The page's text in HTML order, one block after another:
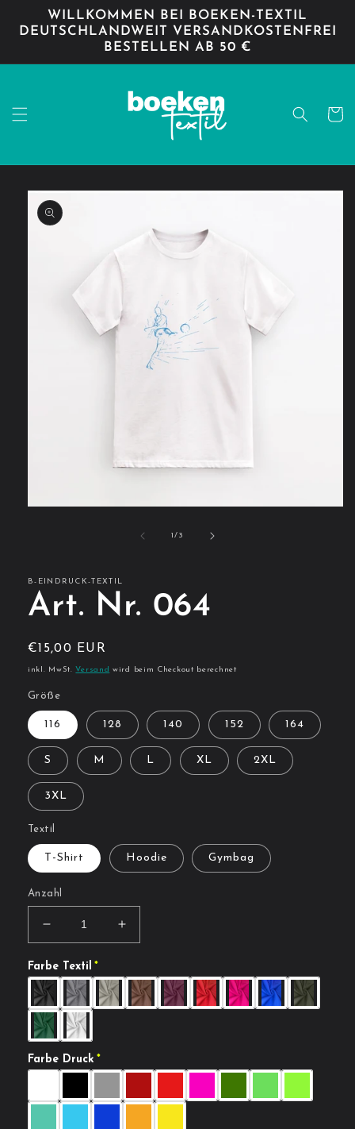
Inhalt
WILLKOMMEN BEI BOEKEN-TEXTIL
DEUTSCHLANDWEIT VERSANDKOSTENFREI
BESTELLEN AB 50 €
1/von
3
B-EINDRUCK-TEXTIL
Art. Nr. 064
Normaler
Preis
€15,00 EUR
inkl. MwSt.Versand wird beim Checkout berechnet
Größe
116 128 140 152 164
S M L XL 2XL
3XL
Textil
T-Shirt Hoodie Gymbag
Anzahl
Verringere
die
Menge
für
Art.
Nr.
064
Erhöhe
die
für
Art.
Nr.
Farbe Textil
Farbe Druck